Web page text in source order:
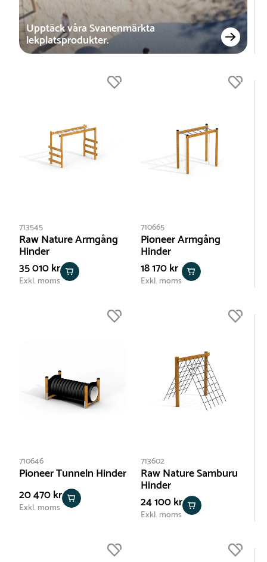
Upptäck våra Svanenmärkta
lekplatsprodukter.
713545
Raw Nature Armgång
Hinder
35 010 kr
Exkl. moms
710665
Pioneer Armgång
Hinder
18 170 kr
Exkl. moms
710646
Pioneer Tunneln Hinder
20 470 kr
Exkl. moms
713602
Raw Nature Samburu
Hinder
24 100 kr
Exkl. moms